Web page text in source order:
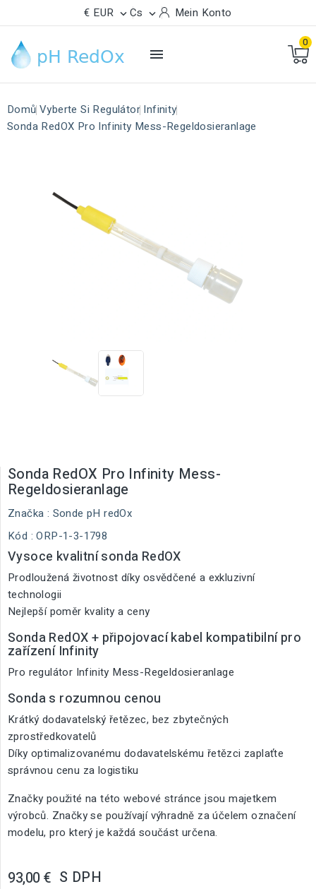
€ EUR  Cs  Mein Konto

0
Domů Vyberte Si Regulátor Infinity
Sonda RedOX Pro Infinity Mess-Regeldosieranlage
Sonda RedOX Pro Infinity Mess-
Regeldosieranlage
Značka : Sonde pH redOx
Kód : ORP-1-3-1798
Vysoce kvalitní sonda RedOX
Prodloužená životnost díky osvědčené a exkluzivní
technologii
Nejlepší poměr kvality a ceny
Sonda RedOX + připojovací kabel kompatibilní pro
zařízení Infinity
Pro regulátor Infinity Mess-Regeldosieranlage
Sonda s rozumnou cenou
Krátký dodavatelský řetězec, bez zbytečných
zprostředkovatelů
Díky optimalizovanému dodavatelskému řetězci zaplaťte
správnou cenu za logistiku
Značky použité na této webové stránce jsou majetkem
výrobců. Značky se používají výhradně za účelem označení
modelu, pro který je každá součást určena.
93,00 € S DPH